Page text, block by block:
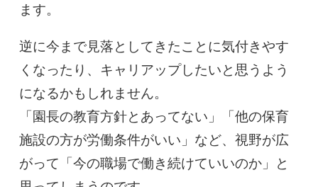
ます。
逆に今まで見落としてきたことに気付きやす
くなったり、キャリアップしたいと思うよう
になるかもしれません。
「園長の教育方針とあってない」「他の保育
施設の方が労働条件がいい」など、視野が広
がって「今の職場で働き続けていいのか」と